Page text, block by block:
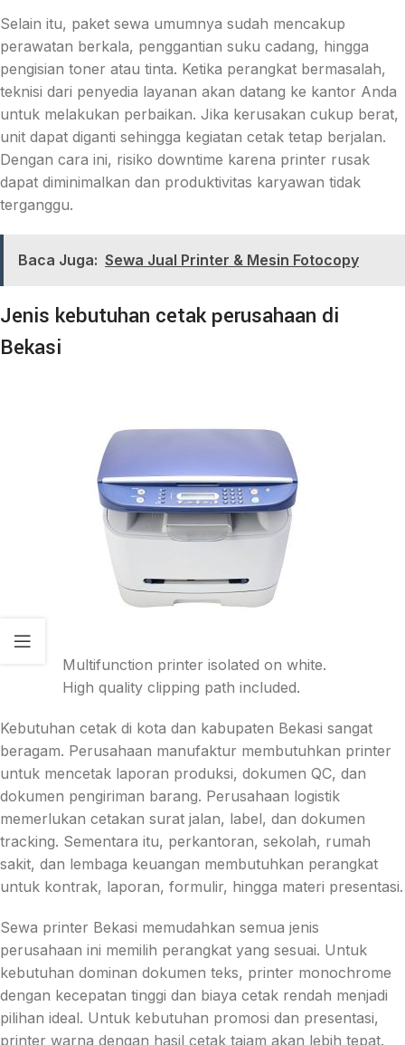
Selain itu, paket sewa umumnya sudah mencakup
perawatan berkala, penggantian suku cadang, hingga
pengisian toner atau tinta. Ketika perangkat bermasalah,
teknisi dari penyedia layanan akan datang ke kantor Anda
untuk melakukan perbaikan. Jika kerusakan cukup berat,
unit dapat diganti sehingga kegiatan cetak tetap berjalan.
Dengan cara ini, risiko downtime karena printer rusak
dapat diminimalkan dan produktivitas karyawan tidak
terganggu.
Baca Juga: Sewa Jual Printer & Mesin Fotocopy
Jenis kebutuhan cetak perusahaan di
Bekasi
Multifunction printer isolated on white.
High quality clipping path included.
Kebutuhan cetak di kota dan kabupaten Bekasi sangat
beragam. Perusahaan manufaktur membutuhkan printer
untuk mencetak laporan produksi, dokumen QC, dan
dokumen pengiriman barang. Perusahaan logistik
memerlukan cetakan surat jalan, label, dan dokumen
tracking. Sementara itu, perkantoran, sekolah, rumah
sakit, dan lembaga keuangan membutuhkan perangkat
untuk kontrak, laporan, formulir, hingga materi presentasi.
Sewa printer Bekasi memudahkan semua jenis
perusahaan ini memilih perangkat yang sesuai. Untuk
kebutuhan dominan dokumen teks, printer monochrome
dengan kecepatan tinggi dan biaya cetak rendah menjadi
pilihan ideal. Untuk kebutuhan promosi dan presentasi,
printer warna dengan hasil cetak tajam akan lebih tepat.